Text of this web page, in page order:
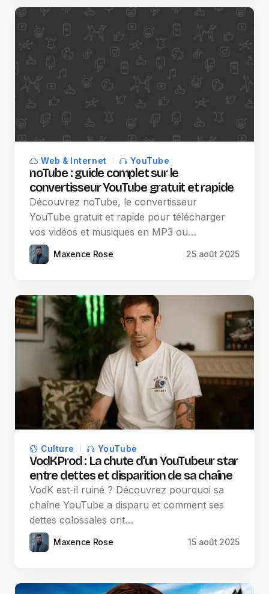
Web & Internet YouTube
noTube : guide complet sur le
convertisseur YouTube gratuit et rapide
Découvrez noTube, le convertisseur
YouTube gratuit et rapide pour télécharger
vos vidéos et musiques en MP3 ou…
Maxence Rose 25 août 2025
Culture YouTube
VodKProd : La chute d’un YouTubeur star
entre dettes et disparition de sa chaîne
VodK est-il ruiné ? Découvrez pourquoi sa
chaîne YouTube a disparu et comment ses
dettes colossales ont…
Maxence Rose 15 août 2025